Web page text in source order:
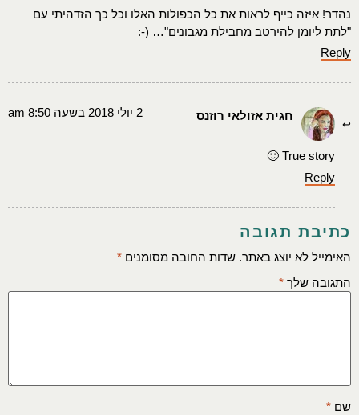
נהדר! איזה כייף לראות את כל הכפולות האלו וכל כך הזדהיתי עם
"לתת ליומן להירטב מחבילת מגבונים"… (-:
Reply
חגית אזולאי רוזנס 2 יולי 2018 בשעה 8:50 am
True story 🙂
Reply
כתיבת תגובה
האימייל לא יוצג באתר. שדות החובה מסומנים *
התגובה שלך *
שם *